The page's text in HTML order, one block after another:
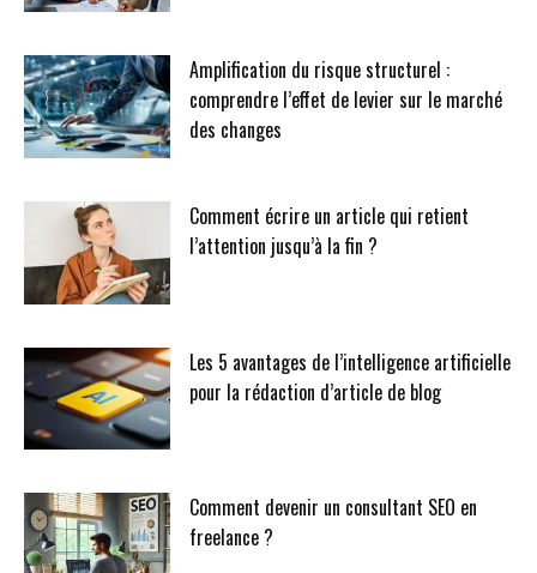
Amplification du risque structurel :
comprendre l’effet de levier sur le marché
des changes
Comment écrire un article qui retient
l’attention jusqu’à la fin ?
Les 5 avantages de l’intelligence artificielle
pour la rédaction d’article de blog
Comment devenir un consultant SEO en
freelance ?